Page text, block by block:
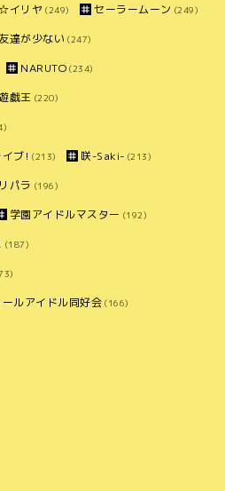
イリヤ (249) セーラームーン (249)
達が少ない (247)
NARUTO (234)
戯王 (220)
ブ! (213) 咲-Saki- (213)
パラ (196)
学園アイドルマスター (192)
(187)
ルアイドル同好会 (166)